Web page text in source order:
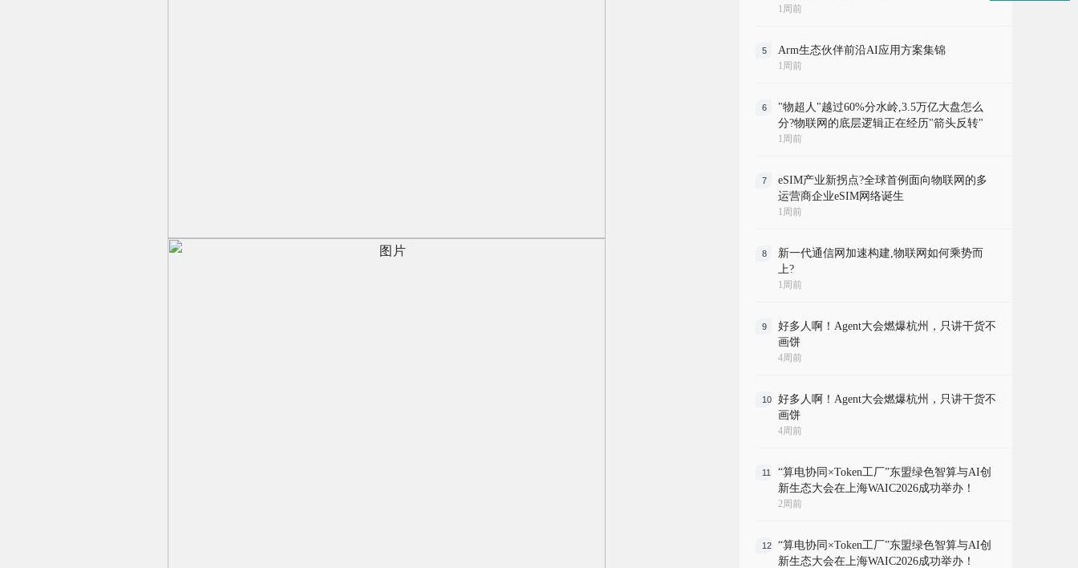
1周前
5 Arm生态伙伴前沿AI应用方案集锦
1周前
6
"物超人"越过60%分水岭,3.5万亿大盘怎么
分?物联网的底层逻辑正在经历"箭头反转"
1周前
7
eSIM产业新拐点?全球首例面向物联网的多
运营商企业eSIM网络诞生
1周前
8
新一代通信网加速构建,物联网如何乘势而
上?
1周前
9
好多人啊！Agent大会燃爆杭州，只讲干货不
画饼
4周前
10
好多人啊！Agent大会燃爆杭州，只讲干货不
画饼
4周前
11
“算电协同×Token工厂”东盟绿色智算与AI创
新生态大会在上海WAIC2026成功举办！
2周前
12
“算电协同×Token工厂”东盟绿色智算与AI创
新生态大会在上海WAIC2026成功举办！